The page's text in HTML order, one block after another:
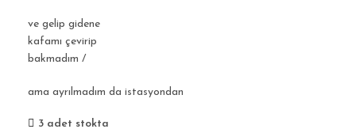
ve gelip gidene
kafamı çevirip
bakmadım /
ama ayrılmadım da istasyondan
3 adet stokta